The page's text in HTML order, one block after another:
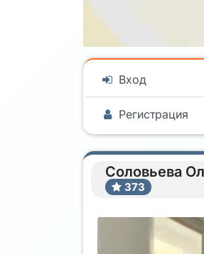
Вход
Регистрация
Соловьева
373